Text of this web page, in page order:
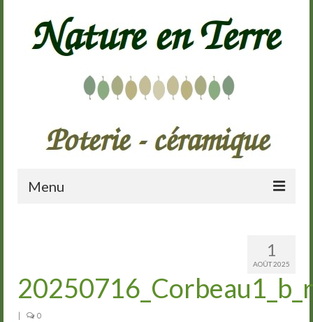
Menu
Galerie
Cours de poterie
1
AOÛT 2025
| 0